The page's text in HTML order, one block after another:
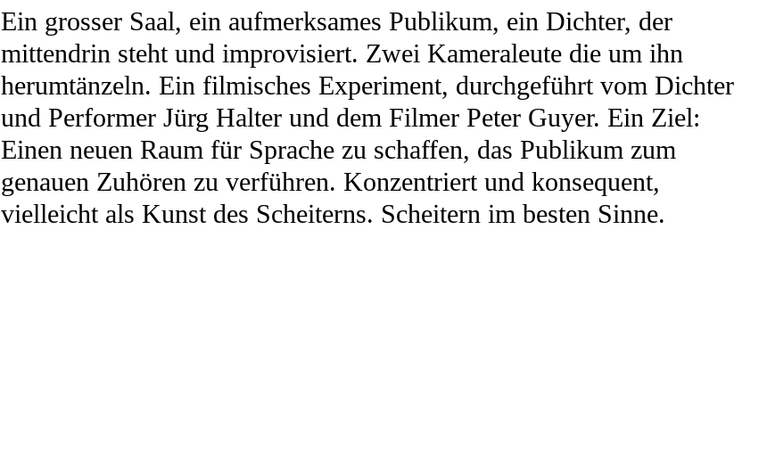
Anmelden SMDb
FAQ SMDb
Kontakt
Film Commission Bern
Ein grosser Saal, ein aufmerksames Publikum, ein Dichter, der
mittendrin steht und improvisiert. Zwei Kameraleute die um ihn
herumtänzeln. Ein filmisches Experiment, durchgeführt vom Dichter
und Performer Jürg Halter und dem Filmer Peter Guyer. Ein Ziel:
Einen neuen Raum für Sprache zu schaffen, das Publikum zum
genauen Zuhören zu verführen. Konzentriert und konsequent,
vielleicht als Kunst des Scheiterns. Scheitern im besten Sinne.